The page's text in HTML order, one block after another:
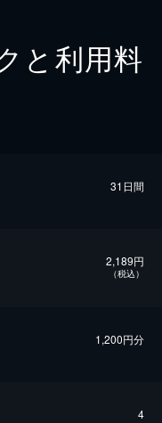
と利用料
31日間
2,189円
（税込）
1,200円分
4